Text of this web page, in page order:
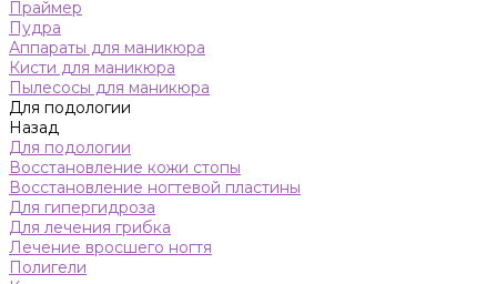
Праймер
Пудра
Аппараты для маникюра
Кисти для маникюра
Пылесосы для маникюра
Для подологии
Назад
Для подологии
Восстановление кожи стопы
Восстановление ногтевой пластины
Для гипергидроза
Для лечения грибка
Лечение вросшего ногтя
Полигели